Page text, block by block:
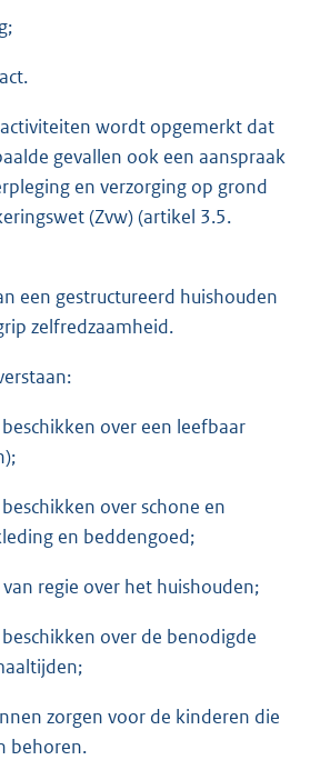
wordt opgemerkt dat
gevallen ook een aanspraak
en verzorging op grond
(Zvw) (artikel 3.5.
een gestructureerd huishouden
zelfredzaamheid.
over een leefbaar
over schone en
en beddengoed;
regie over het huishouden;
over de benodigde
zorgen voor de kinderen die
behoren.